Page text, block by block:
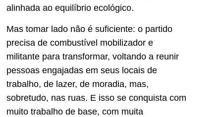
alinhada ao equilíbrio ecológico.
Mas tomar lado não é suficiente: o partido
precisa de combustível mobilizador e
militante para transformar, voltando a reunir
pessoas engajadas em seus locais de
trabalho, de lazer, de moradia, mas,
sobretudo, nas ruas. E isso se conquista com
muito trabalho de base, com muita